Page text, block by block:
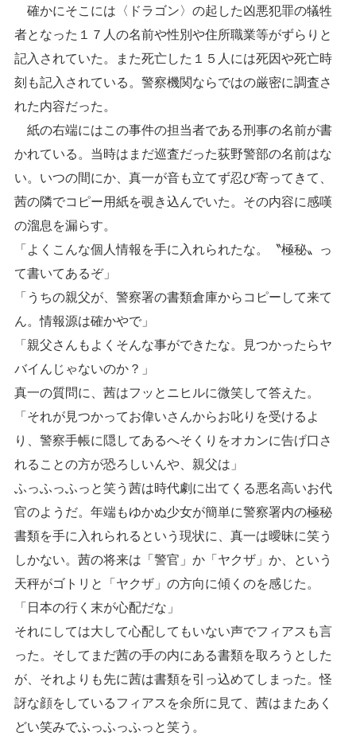
確かにそこには〈ドラゴン〉の起した凶悪犯罪の犠牲
者となった１７人の名前や性別や住所職業等がずらりと
記入されていた。また死亡した１５人には死因や死亡時
刻も記入されている。警察機関ならではの厳密に調査さ
れた内容だった。
紙の右端にはこの事件の担当者である刑事の名前が書
かれている。当時はまだ巡査だった荻野警部の名前はな
い。いつの間にか、真一が音も立てず忍び寄ってきて、
茜の隣でコピー用紙を覗き込んでいた。その内容に感嘆
の溜息を漏らす。
「よくこんな個人情報を手に入れられたな。〝極秘〟っ
て書いてあるぞ」
「うちの親父が、警察署の書類倉庫からコピーして来て
ん。情報源は確かやで」
「親父さんもよくそんな事ができたな。見つかったらヤ
バイんじゃないのか？」
真一の質問に、茜はフッとニヒルに微笑して答えた。
「それが見つかってお偉いさんからお叱りを受けるよ
り、警察手帳に隠してあるへそくりをオカンに告げ口さ
れることの方が恐ろしいんや、親父は」
ふっふっふっと笑う茜は時代劇に出てくる悪名高いお代
官のようだ。年端もゆかぬ少女が簡単に警察署内の極秘
書類を手に入れられるという現状に、真一は曖昧に笑う
しかない。茜の将来は「警官」か「ヤクザ」か、という
天秤がゴトリと「ヤクザ」の方向に傾くのを感じた。
「日本の行く末が心配だな」
それにしては大して心配してもいない声でフィアスも言
った。そしてまだ茜の手の内にある書類を取ろうとした
が、それよりも先に茜は書類を引っ込めてしまった。怪
訝な顔をしているフィアスを余所に見て、茜はまたあく
どい笑みでふっふっふっと笑う。